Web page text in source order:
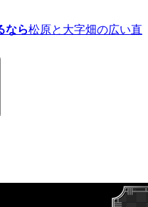
なら松原と大字畑の広い直